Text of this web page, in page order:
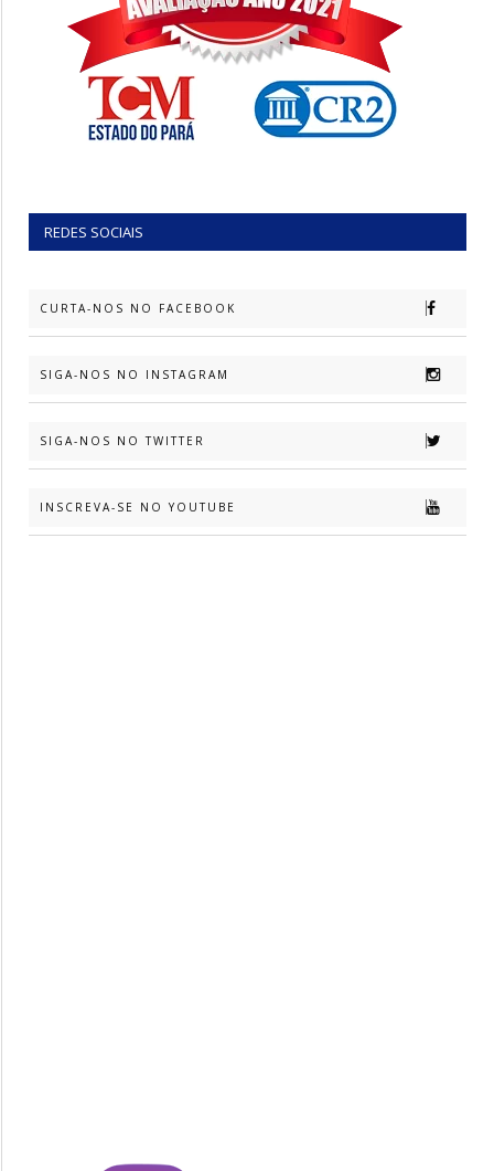
REDES SOCIAIS
CURTA-NOS NO FACEBOOK
SIGA-NOS NO INSTAGRAM
SIGA-NOS NO TWITTER
INSCREVA-SE NO YOUTUBE